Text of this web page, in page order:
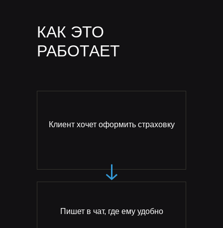
Клиент хочет оформить страховку
Пишет в чат, где ему удобно
КАК ЭТО
РАБОТАЕТ